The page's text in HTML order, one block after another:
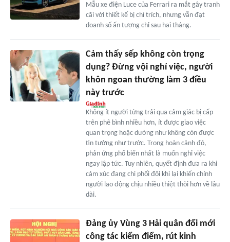
Mẫu xe điện Luce của Ferrari ra mắt gây tranh
cãi với thiết kế bị chỉ trích, nhưng vẫn đạt
doanh số ấn tượng chỉ sau hai tháng.
Cảm thấy sếp không còn trọng
dụng? Đừng vội nghỉ việc, người
khôn ngoan thường làm 3 điều
này trước
Không ít người từng trải qua cảm giác bị cấp
trên phê bình nhiều hơn, ít được giao việc
quan trọng hoặc dường như không còn được
tin tưởng như trước. Trong hoàn cảnh đó,
phản ứng phổ biến nhất là muốn nghỉ việc
ngay lập tức. Tuy nhiên, quyết định đưa ra khi
cảm xúc đang chi phối đôi khi lại khiến chính
người lao động chịu nhiều thiệt thòi hơn về lâu
dài.
Đảng ủy Vùng 3 Hải quân đổi mới
công tác kiểm điểm, rút kinh